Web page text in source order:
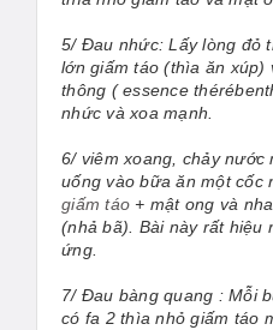
5/ Đau nhức: Lấy lòng đỏ
lớn giấm táo (thìa ăn xúp)
thông ( essence
nhức và xoa mạnh.
6/ viêm xoang, chảy nước
uống vào bữa ăn một cốc
giấm táo + mật ong và
(nhả bã). Bài này rất hiệu
ứng.
7/ Đau bàng quang : Mỗi
có fa 2 thìa nhỏgiấm táo